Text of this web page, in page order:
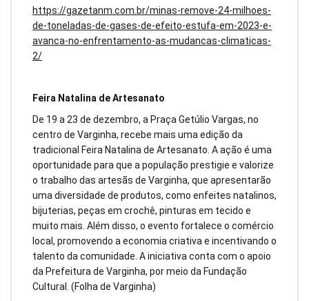
https://gazetanm.com.br/minas-remove-24-milhoes-
de-toneladas-de-gases-de-efeito-estufa-em-2023-e-
avanca-no-enfrentamento-as-mudancas-climaticas-
2/
Feira Natalina de Artesanato
De 19 a 23 de dezembro, a Praça Getúlio Vargas, no
centro de Varginha, recebe mais uma edição da
tradicional Feira Natalina de Artesanato. A ação é uma
oportunidade para que a população prestigie e valorize
o trabalho das artesãs de Varginha, que apresentarão
uma diversidade de produtos, como enfeites natalinos,
bijuterias, peças em crochê, pinturas em tecido e
muito mais. Além disso, o evento fortalece o comércio
local, promovendo a economia criativa e incentivando o
talento da comunidade. A iniciativa conta com o apoio
da Prefeitura de Varginha, por meio da Fundação
Cultural. (Folha de Varginha)